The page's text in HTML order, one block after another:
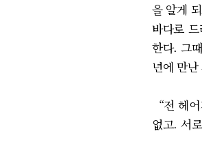
을 알게
바다로
한다. 그
년에 만
“전 헤
없고. 서